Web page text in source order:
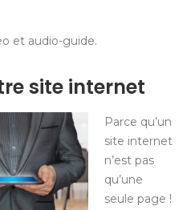
et audio-guide.
site internet
Parce qu’un
site internet
n’est pas
qu’une
seule page !